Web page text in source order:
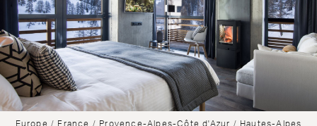
Europe / France / Provence-Alpes-Côte d'Azur / Hautes-Alpes